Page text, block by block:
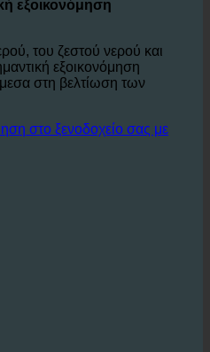
όπου μια συνεπής
νερού είναι απαραίτητη,
εξοικονόμηση
του ζεστού νερού και
εξοικονόμηση
στη βελτίωση των